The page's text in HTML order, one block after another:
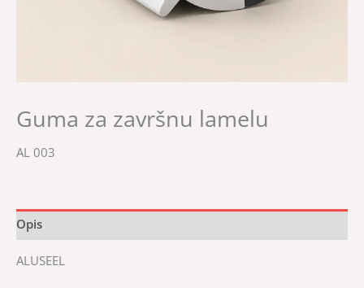
Guma za završnu lamelu
AL 003
Opis
ALUSEEL